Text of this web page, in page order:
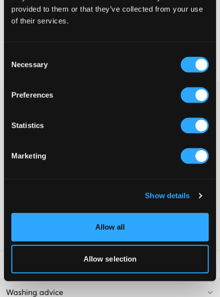
provided to them or that they’ve collected from your use
of their services.
Selection
Necessary
Preferences
Statistics
Marketing
Show details
Allow all
Allow selection
KIES EEN MAAT
Recht op herroeping binnen 60 dagen
Lichte vijfzakkenjeans van LMTD. De taille is normaal hoog en
bestaat uit een knoop en ritssluiting en aan de binnenkant zit
een verstelbare elastiek. Deze jeans zijn perfecte alledaagse
Jeans
Washing advice